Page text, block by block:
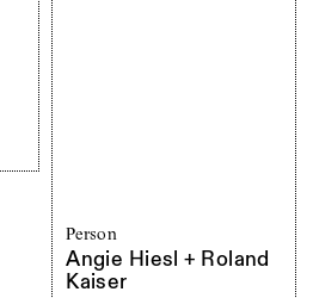
Person
Angie Hiesl + Roland
Kaiser